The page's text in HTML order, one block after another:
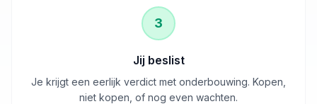
3
Jij beslist
Je krijgt een eerlijk verdict met onderbouwing. Kopen,
niet kopen, of nog even wachten.